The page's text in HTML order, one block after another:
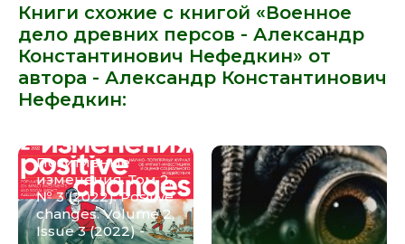
Книги схожие с книгой «Военное
дело древних персов - Александр
Константинович Нефедкин» от
автора - Александр Константинович
Нефедкин:
Позитивные
изменения. Том 2,
№ 3 (2022). Positive
changes. Volume 2,
Issue 3 (2022) -